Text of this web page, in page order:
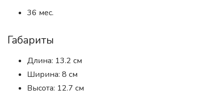
36 мес.
Габариты
Длина: 13.2 см
Ширина: 8 см
Высота: 12.7 см